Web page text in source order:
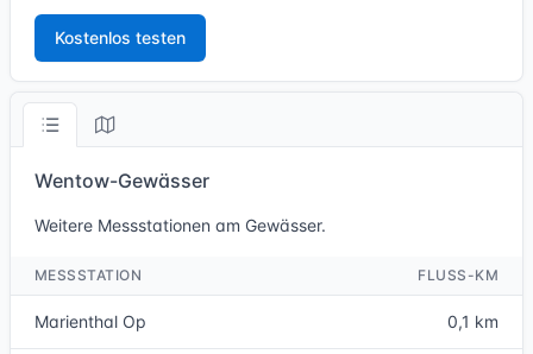
Kostenlos testen
Wentow-Gewässer
Weitere Messstationen am Gewässer.
MESSSTATION FLUSS-KM
Marienthal Op 0,1 km